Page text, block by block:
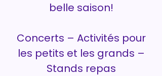
belle saison!
Concerts – Activités pour
les petits et les grands –
Stands repas